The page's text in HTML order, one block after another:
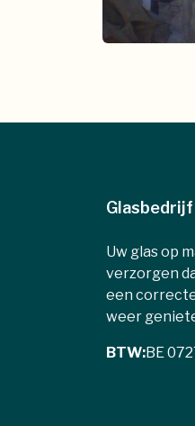
Uw glas op
verzorgen
een
weer
BTW:BE